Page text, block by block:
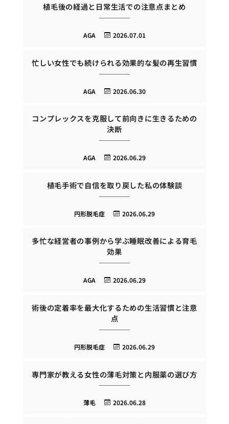
植毛後の経過と日常生活での注意点まとめ
2026.07.01
AGA
忙しい女性でも続けられる効果的な髪の再生習慣
2026.06.30
AGA
コンプレックスを克服して前向きに生きるための
決断
2026.06.29
AGA
植毛手術で自信を取り戻した私の体験談
2026.06.29
円形脱毛症
多忙な経営者の事例から学ぶ睡眠改善による育毛
効果
2026.06.29
AGA
術後の定着率を最大化するための生活習慣と注意
点
2026.06.29
円形脱毛症
専門家が教える女性の薄毛対策と内服薬の選び方
2026.06.28
薄毛